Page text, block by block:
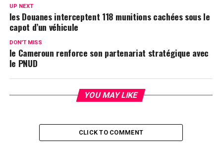
UP NEXT
les Douanes interceptent 118 munitions cachées sous le
capot d’un véhicule
DON'T MISS
le Cameroun renforce son partenariat stratégique avec
le PNUD
YOU MAY LIKE
CLICK TO COMMENT